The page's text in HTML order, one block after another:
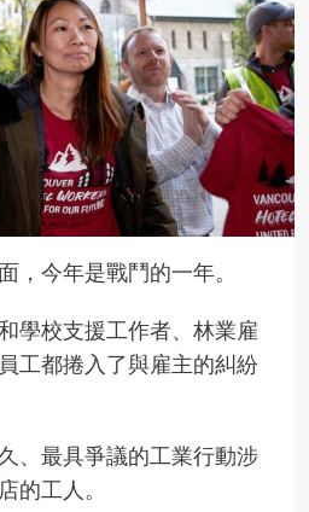
，今年是戰鬥的一年。
學校支援工作者、林業雇
工都捲入了與雇主的糾紛
、最具爭議的工業行動涉
的工人。